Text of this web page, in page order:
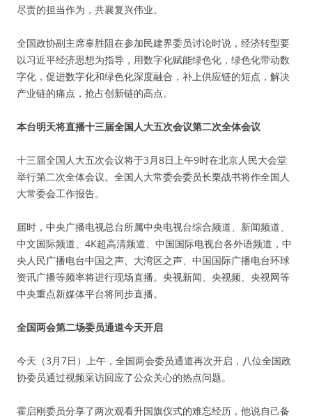
尽责的担当作为，共襄复兴伟业。
全国政协副主席辜胜阻在参加民建界委员讨论时说，经济转型要
以习近平经济思想为指导，用数字化赋能绿色化，绿色化带动数
字化，促进数字化和绿色化深度融合，补上供应链的短点，解决
产业链的痛点，抢占创新链的高点。
本台明天将直播十三届全国人大五次会议第二次全体会议
十三届全国人大五次会议将于3月8日上午9时在北京人民大会堂
举行第二次全体会议。全国人大常委会委员长栗战书将作全国人
大常委会工作报告。
届时，中央广播电视总台所属中央电视台综合频道、新闻频道、
中文国际频道、4K超高清频道、中国国际电视台各外语频道，中
央人民广播电台中国之声、大湾区之声、中国国际广播电台环球
资讯广播等频率将进行现场直播。央视新闻、央视频、央视网等
中央重点新媒体平台将同步直播。
全国两会第二场委员通道今天开启
今天（3月7日）上午，全国两会委员通道再次开启，八位全国政
协委员通过视频采访回应了公众关心的热点问题。
霍启刚委员分享了两次观看升国旗仪式的难忘经历，他说自己备